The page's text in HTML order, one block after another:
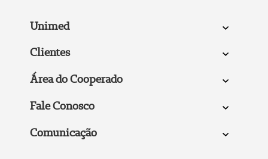
Unimed
Clientes
Área do Cooperado
Fale Conosco
Comunicação